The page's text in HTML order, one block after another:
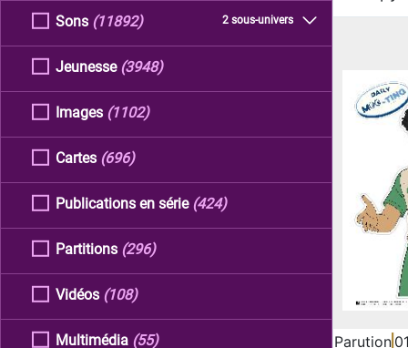
Sons 2 sous-univers
(11892)
Jeunesse (3948)
Images (1102)
Cartes (696)
Publications en série (424)
Partitions (296)
Vidéos (108)
Multimédia (55) Parution